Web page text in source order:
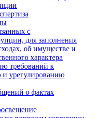
с
для заполнения
об имуществе и
характера
требований к
урегулированию
о фактах